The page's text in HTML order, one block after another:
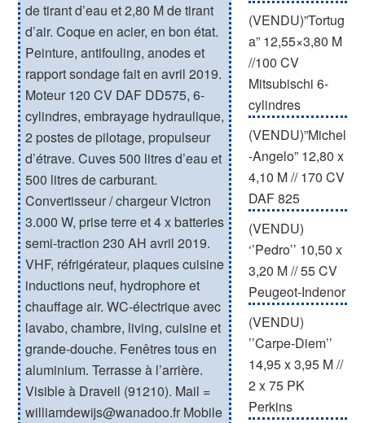
de tirant d’eau et 2,80 M de tirant
d’air. Coque en acier, en bon état.
Peinture, antifouling, anodes et
rapport sondage fait en avril 2019.
Moteur 120 CV DAF DD575, 6-
cylindres, embrayage hydraulique,
2 postes de pilotage, propulseur
d’étrave. Cuves 500 litres d’eau et
500 litres de carburant.
Convertisseur / chargeur Victron
3.000 W, prise terre et 4 x batteries
semi-traction 230 AH avril 2019.
VHF, réfrigérateur, plaques cuisine
inductions neuf, hydrophore et
chauffage air. WC-électrique avec
lavabo, chambre, living, cuisine et
grande-douche. Fenêtres tous en
aluminium. Terrasse à l’arrière.
Visible à Draveil (91210). Mail =
williamdewijs@wanadoo.fr Mobile
(VENDU)”Tortug
a” 12,55×3,80 M
//100 CV
Mitsubischi 6-
cylindres
(VENDU)”Michel
-Angelo” 12,80 x
4,10 M // 170 CV
DAF 825
(VENDU)
‘’Pedro’’ 10,50 x
3,20 M // 55 CV
Peugeot-Indenor
(VENDU)
’’Carpe-Diem’’
14,95 x 3,95 M //
2 x 75 PK
Perkins